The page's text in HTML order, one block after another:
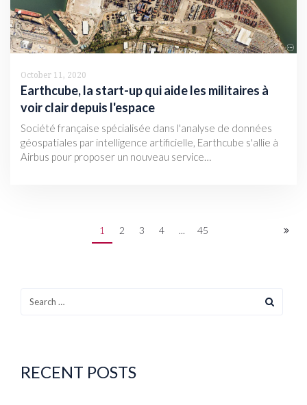
October 11, 2020
Earthcube, la start-up qui aide les militaires à
voir clair depuis l'espace
Société française spécialisée dans l'analyse de données
géospatiales par intelligence artificielle, Earthcube s'allie à
Airbus pour proposer un nouveau service…
1 2 3 4 ... 45
RECENT POSTS